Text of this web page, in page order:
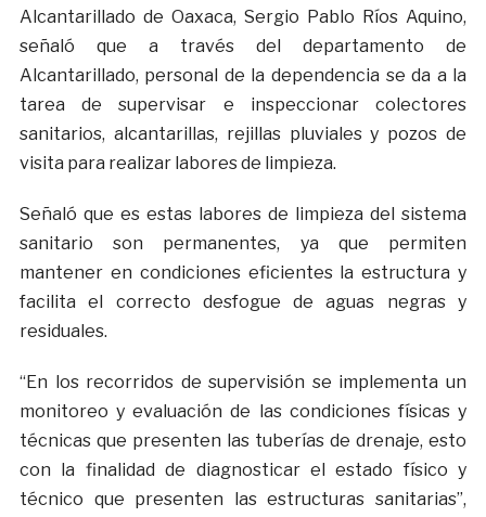
Alcantarillado de Oaxaca, Sergio Pablo Ríos Aquino,
señaló que a través del departamento de
Alcantarillado, personal de la dependencia se da a la
tarea de supervisar e inspeccionar colectores
sanitarios, alcantarillas, rejillas pluviales y pozos de
visita para realizar labores de limpieza.
Señaló que es estas labores de limpieza del sistema
sanitario son permanentes, ya que permiten
mantener en condiciones eficientes la estructura y
facilita el correcto desfogue de aguas negras y
residuales.
“En los recorridos de supervisión se implementa un
monitoreo y evaluación de las condiciones físicas y
técnicas que presenten las tuberías de drenaje, esto
con la finalidad de diagnosticar el estado físico y
técnico que presenten las estructuras sanitarias”,